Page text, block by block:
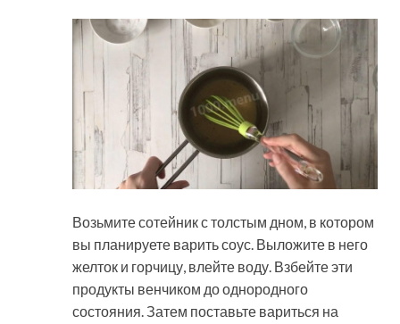
Возьмите сотейник с толстым дном, в котором
вы планируете варить соус. Выложите в него
желток и горчицу, влейте воду. Взбейте эти
продукты венчиком до однородного
состояния. Затем поставьте вариться на